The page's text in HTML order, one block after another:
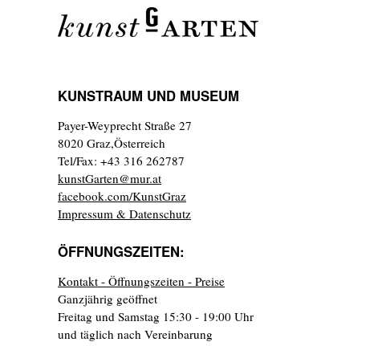
KUNSTRAUM UND MUSEUM
Payer-Weyprecht Straße 27
8020 Graz,Österreich
Tel/Fax: +43 316 262787
kunstGarten@mur.at
facebook.com/KunstGraz
Impressum & Datenschutz
ÖFFNUNGSZEITEN:
Kontakt - Öffnungszeiten - Preise
Ganzjährig geöffnet
Freitag und Samstag 15:30 - 19:00 Uhr
und täglich nach Vereinbarung